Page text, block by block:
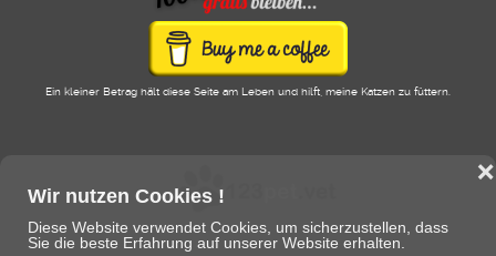
Wir nutzen Cookies !
Diese Website verwendet Cookies, um sicherzustellen, dass
Sie die beste Erfahrung auf unserer Website erhalten.
❌
Ein kleiner Betrag hält diese Seite am Leben und hilft, meine Katzen zu füttern.